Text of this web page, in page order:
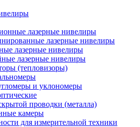
лазерные нивелиры
лазерные нивелиры
лазерные нивелиры
лазерные нивелиры
(тепловизоры)
и уклономеры
проводки (металла)
камеры
для измерительной техники